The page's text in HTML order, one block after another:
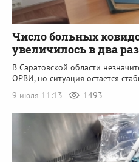
Число больных
увеличилось в два
В Саратовской области
ОРВИ, но ситуация остается
9 июля 11:13
1493